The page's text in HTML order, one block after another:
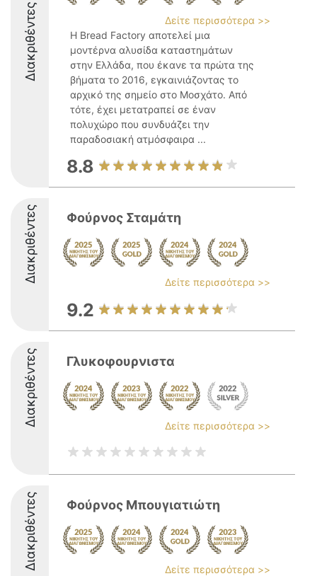
Διακριθέντες
Δείτε περισσότερα >>
Η Bread Factory αποτελεί μια
μοντέρνα αλυσίδα καταστημάτων
στην Ελλάδα, που έκανε τα πρώτα της
βήματα το 2016, εγκαινιάζοντας το
αρχικό της σημείο στο Μοσχάτο. Από
τότε, έχει μετατραπεί σε έναν
πολυχώρο που συνδυάζει την
παραδοσιακή ατμόσφαιρα ...
8.8
Διακριθέντες Φούρνος Σταμάτη
Δείτε περισσότερα >>
9.2
Διακριθέντες Γλυκοφουρνιστα
Δείτε περισσότερα >>
Διακριθέντες Φούρνος Μπουγιατιώτη
Δείτε περισσότερα >>